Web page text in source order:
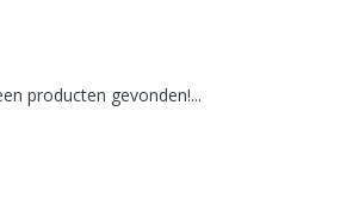
producten gevonden!...